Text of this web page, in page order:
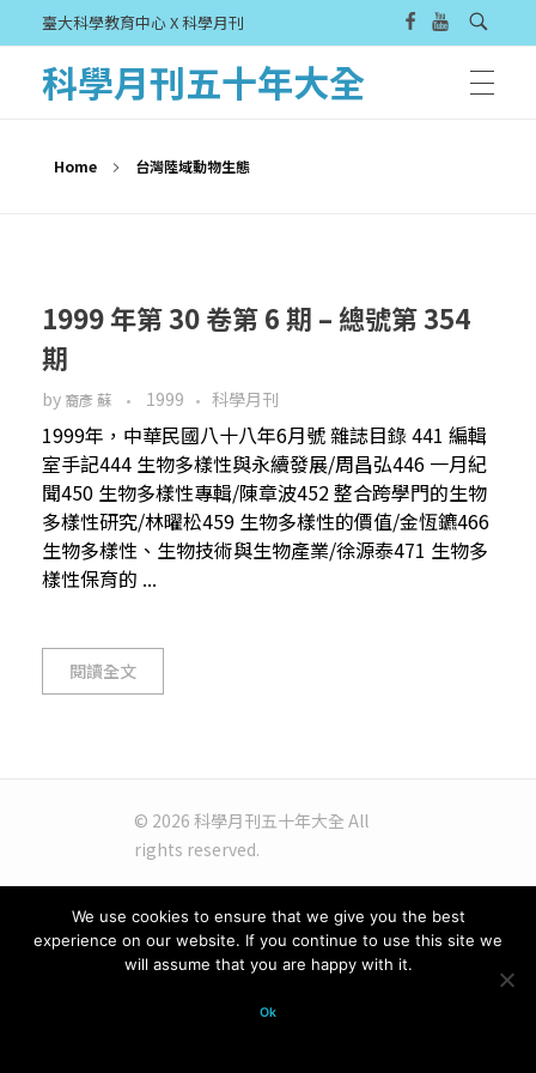
臺大科學教育中心 X 科學月刊
科學月刊五十年大全
Home 台灣陸域動物生態
1999 年第 30 卷第 6 期 – 總號第 354
期
by 裔彥 蘇 1999 科學月刊
1999年，中華民國八十八年6月號 雜誌目錄 441 編輯
室手記444 生物多樣性與永續發展/周昌弘446 一月紀
聞450 生物多樣性專輯/陳章波452 整合跨學門的生物
多樣性研究/林曜松459 生物多樣性的價值/金恆鑣466
生物多樣性、生物技術與生物產業/徐源泰471 生物多
樣性保育的 ...
閱讀全文
© 2026 科學月刊五十年大全 All
rights reserved.
We use cookies to ensure that we give you the best
experience on our website. If you continue to use this site we
will assume that you are happy with it.
Ok